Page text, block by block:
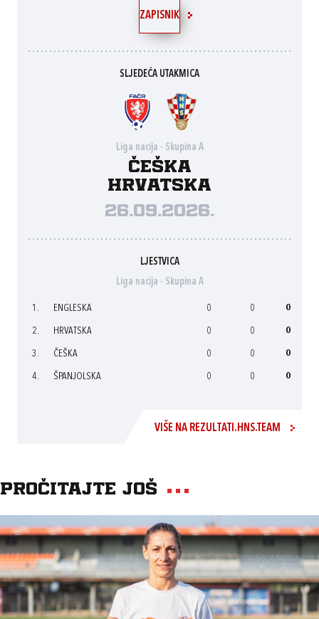
ZAPISNIK
SLJEDEĆA UTAKMICA
Liga nacija - Skupina A
Češka
Hrvatska
26.09.2026.
LJESTVICA
Liga nacija - Skupina A
1. ENGLESKA 0 0 0
2. HRVATSKA 0 0 0
3. ČEŠKA 0 0 0
4. ŠPANJOLSKA 0 0 0
VIŠE NA REZULTATI.HNS.TEAM
Pročitajte još